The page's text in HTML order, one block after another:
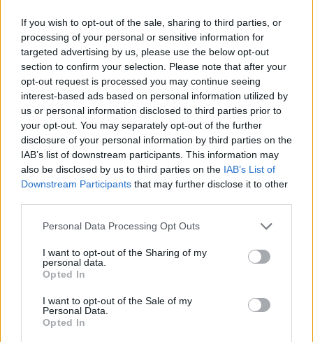
If you wish to opt-out of the sale, sharing to third parties, or
processing of your personal or sensitive information for
targeted advertising by us, please use the below opt-out
section to confirm your selection. Please note that after your
opt-out request is processed you may continue seeing
interest-based ads based on personal information utilized by
us or personal information disclosed to third parties prior to
your opt-out. You may separately opt-out of the further
disclosure of your personal information by third parties on the
IAB’s list of downstream participants. This information may
also be disclosed by us to third parties on the IAB’s List of
Downstream Participants that may further disclose it to other
Please note that this website/app uses one or more Google
not limited to your visit or usage behaviour. You may click to
grant or deny consent to Google and its third-party tags to
use your data for below specified purposes in below Google
consent section.
Personal Data Processing Opt Outs
I want to opt-out of the Sharing of my
personal data.
Opted In
I want to opt-out of the Sale of my
Personal Data.
Opted In
Identifica y elimina suscripciones, fees y compras impulsivas
Marta Ruiz · 8 Ago 2026
FINANZAS